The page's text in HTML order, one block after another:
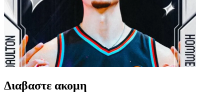
Διαβαστε ακομη